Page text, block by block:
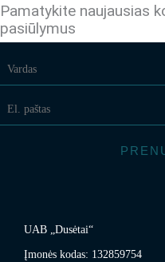
Pamatykite naujausias
pasiūlymus
UAB „Dusėtai“
Įmonės kodas: 132859754